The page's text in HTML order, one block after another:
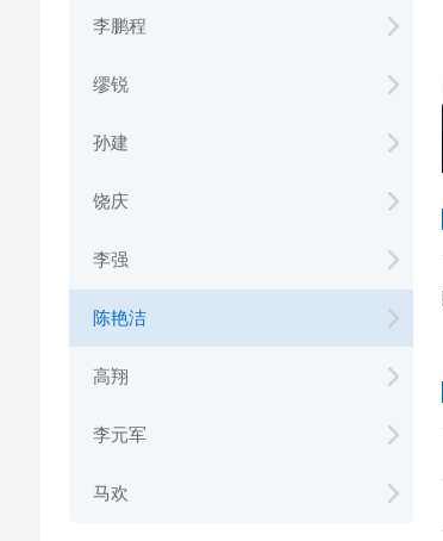
李鹏程
缪锐
孙建
饶庆
李强
陈艳洁
高翔
李元军
马欢